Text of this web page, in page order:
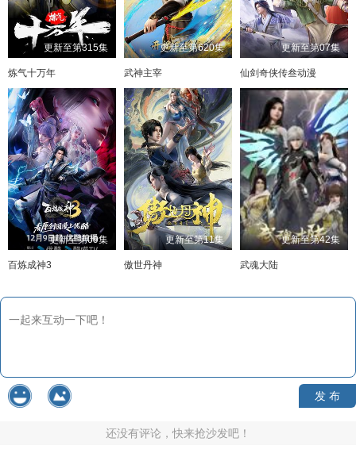
更新至第315集
炼气十万年
更新至第620集
武神主宰
更新至第07集
仙剑奇侠传叁动漫
更新至第09集
百炼成神3
更新至第11集
傲世丹神
更新至第42集
武魂大陆
发 布
还没有评论，快来抢沙发吧！